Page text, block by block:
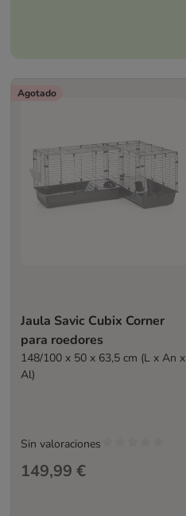
Agotado
Jaula Savic Cubix Corner
para roedores
148/100 x 50 x 63,5 cm (L x An x
Al)
149,99 €
Sin valoraciones